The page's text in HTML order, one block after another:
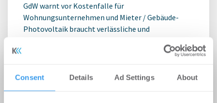
Consent Details Ad Settings About
GdW warnt vor Kostenfalle für
Wohnungsunternehmen und Mieter / Gebäude-
Photovoltaik braucht verlässliche und